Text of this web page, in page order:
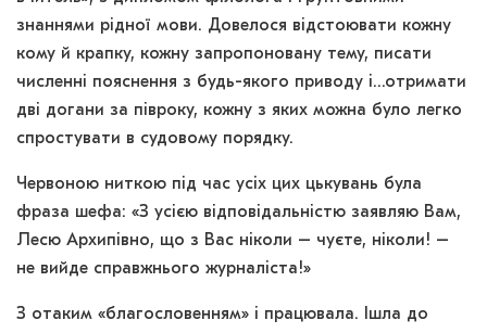
знаннями рідної мови. Довелося відстоювати кожну
кому й крапку, кожну запропоновану тему, писати
численні пояснення з будь-якого приводу і…отримати
дві догани за півроку, кожну з яких можна було легко
спростувати в судовому порядку.
Червоною ниткою під час усіх цих цькувань була
фраза шефа: «З усією відповідальністю заявляю Вам,
Лесю Архипівно, що з Вас ніколи – чуєте, ніколи! –
не вийде справжнього журналіста!»
З отаким «благословенням» і працювала. Ішла до